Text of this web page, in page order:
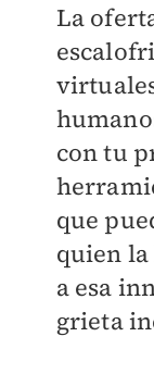
La
con tu
que
quien
a esa
grieta